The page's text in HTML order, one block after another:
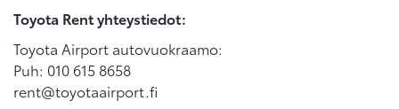
Toyota Rent yhteystiedot:
Toyota Airport autovuokraamo:
Puh: 010 615 8658
rent@toyotaairport.fi